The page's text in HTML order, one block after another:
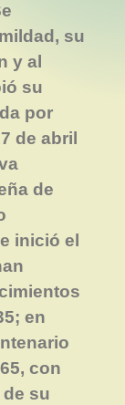
su
y al
su
por
de abril
de
inició el
en
con
su